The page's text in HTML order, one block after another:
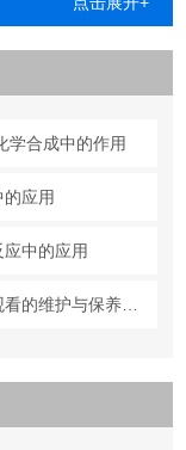
学合成中的作用
应用
中的应用
耐高温高压水热合成妖精视频免费在线观看的维护与保养方法